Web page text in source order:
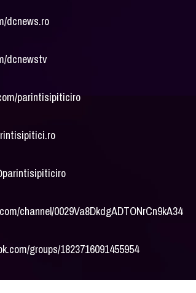
dcnews.ro
dcnewstv
parintisipiticiro
channel/0029Va8DkdgADTONrCn9kA34
groups/1823716091455954